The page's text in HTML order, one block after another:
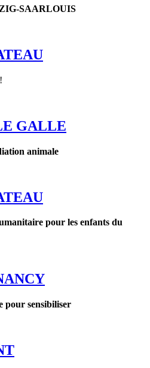
SAARLOUIS
GALLE
animale
pour les enfants du
pour sensibiliser